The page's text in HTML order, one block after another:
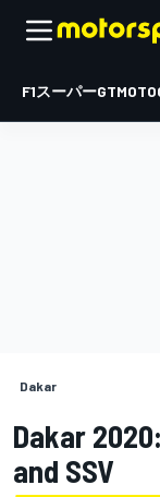
F1スーパーGT
Dakar
Dakar
and SSV